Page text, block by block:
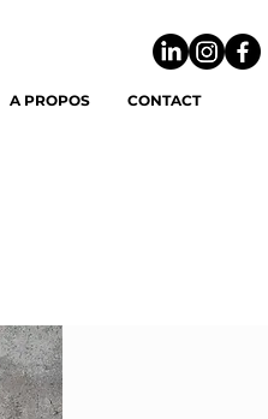
A PROPOS CONTACT